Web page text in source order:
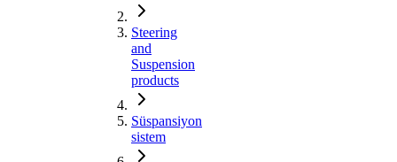
Steering
and
Suspension
products
Süspansiyon
sistem